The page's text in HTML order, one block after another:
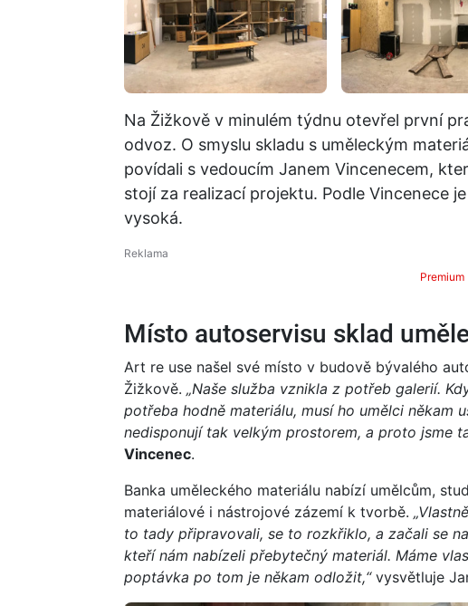
Na Žižkově v minulém týdnu otevřel první
odvoz. O smyslu skladu s uměleckým
povídali s vedoucím Janem Vincenecem,
stojí za realizací projektu. Podle Vincenece
vysoká.
Premium
Místo autoservisu sklad
Art re use našel své místo v budově bývalého
Žižkově. „Naše služba vznikla z potřeb galerií.
potřeba hodně materiálu, musí ho umělci někam
nedisponují tak velkým prostorem, a proto jsme
Vincenec.
Banka uměleckého materiálu nabízí umělcům,
materiálové i nástrojové zázemí k tvorbě.
to tady připravovali, se to rozkřiklo, a začali se
kteří nám nabízeli přebytečný materiál. Máme
poptávka po tom je někam odložit,“vysvětluje